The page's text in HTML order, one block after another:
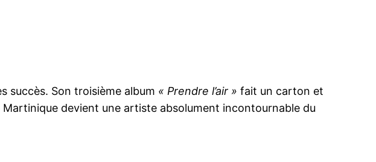
succès. Son troisième album « Prendre l’air »fait un carton et
Martinique devient une artiste absolument incontournable du